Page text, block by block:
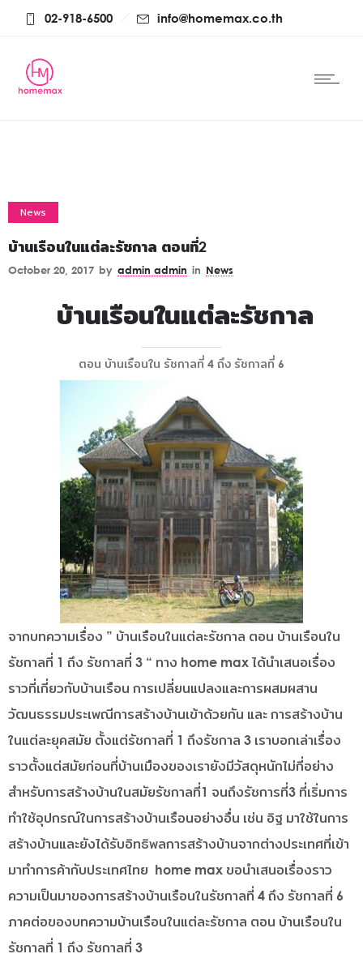
02-918-6500 info@homemax.co.th
News
บ้านเรือนในแต่ละรัชกาล ตอนที่2
October 20, 2017 by admin admin in News
บ้านเรือนในแต่ละรัชกาล
ตอน บ้านเรือนใน รัชกาลที่ 4 ถึง รัชกาลที่ 6
จากบทความเรื่อง ” บ้านเรือนในแต่ละรัชกาล ตอน บ้านเรือนใน
รัชกาลที่ 1 ถึง รัชกาลที่ 3 “ ทาง home max ได้นำเสนอเรื่อง
ราวที่เกี่ยวกับบ้านเรือน การเปลี่ยนแปลงและการผสมผสาน
วัฒนธรรมประเพณีการสร้างบ้านเข้าด้วยกัน และ การสร้างบ้าน
ในแต่ละยุคสมัย ตั้งแต่รัชกาลที่ 1 ถึงรัชกาล 3 เราบอกเล่าเรื่อง
ราวตั้งแต่สมัยก่อนที่บ้านเมืองของเรายังมีวัสดุหนักไม่กี่อย่าง
สำหรับการสร้างบ้านในสมัยรัชกาลที่1 จนถึงรัชการที่3 ที่เริ่มการ
ทำใช้อุปกรณ์ในการสร้างบ้านเรือนอย่างอื่น เช่น อิฐ มาใช้ในการ
สร้างบ้านและยังได้รับอิทธิพลการสร้างบ้านจากต่างประเทศที่เข้า
มาทำการค้ากับประเทศไทย home max ขอนำเสนอเรื่องราว
ความเป็นมาของการสร้างบ้านเรือนในรัชกาลที่ 4 ถึง รัชกาลที่ 6
ภาคต่อของบทความบ้านเรือนในแต่ละรัชกาล ตอน บ้านเรือนใน
รัชกาลที่ 1 ถึง รัชกาลที่ 3